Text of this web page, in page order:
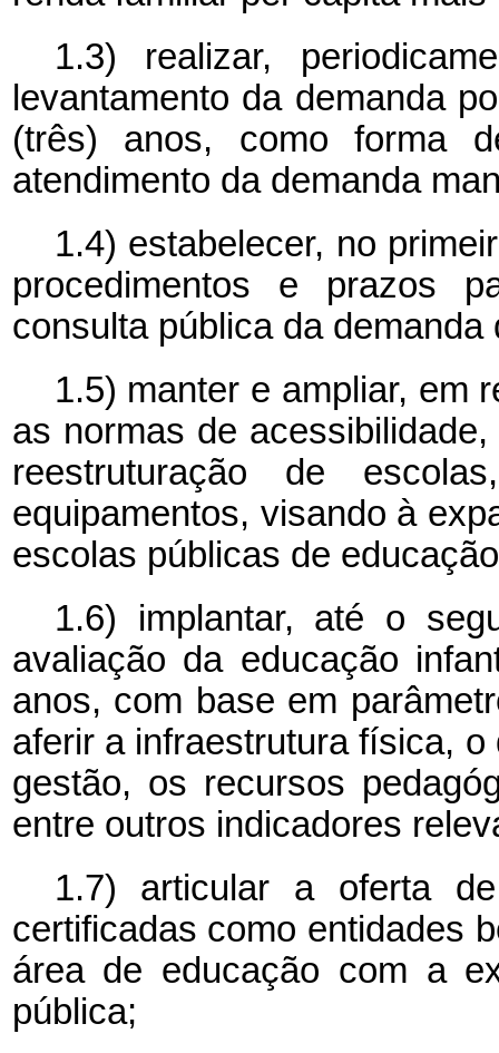
1.3) realizar,
levantamento da demanda
(três) anos, como forma
atendimento da demanda
1.4) estabelecer, no
procedimentos e prazos
consulta pública da
1.5) manter e ampliar, em
as normas de
reestruturação de
equipamentos, visando à
escolas públicas de
1.6) implantar, até o
avaliação da educação
anos, com base em
aferir a infraestrutura física,
gestão, os recursos
entre outros indicadores
1.7) articular a oferta
certificadas como entidades
área de educação com a
pública;